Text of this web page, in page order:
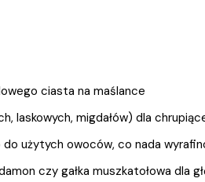
ciasta na maślance
laskowych, migdałów) dla
do użytych owoców, co nada
czy gałka muszkatołowa dla